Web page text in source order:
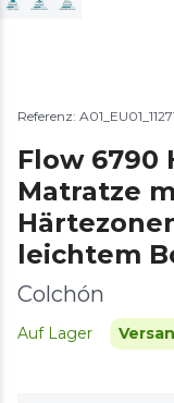
Referenz:
Flow 6790
Matratze
leichtem
Colchón
Auf Lager